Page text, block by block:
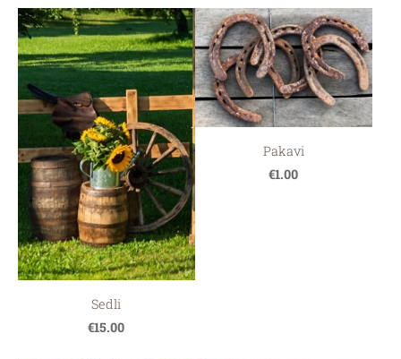
Sedli
€15.00
Pakavi
€1.00